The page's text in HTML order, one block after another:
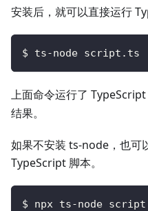
安装后，就可以直接运行
$ ts-node script.ts
上面命令运行了
结果。
如果不安装 ts-node，也可
TypeScript 脚本。
$ npx ts-node